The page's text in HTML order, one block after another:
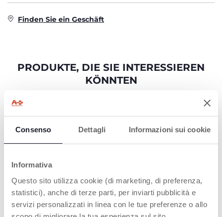
Consenso Dettagli Informazioni sui cookie
Informativa
Questo sito utilizza cookie (di marketing, di preferenza,
statistici), anche di terze parti, per inviarti pubblicità e
servizi personalizzati in linea con le tue preferenze o allo
Finden Sie ein Geschäft
PRODUKTE, DIE SIE INTERESSIEREN
KÖNNTEN